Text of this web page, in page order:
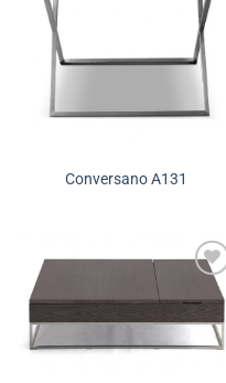
Conversano A131
Додади во
желботека